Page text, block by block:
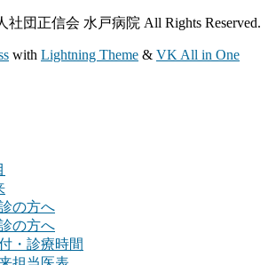
社団正信会 水戸病院 All Rights Reserved.
with Lightning Theme & VK All in One
の方へ
の方へ
・診療時間